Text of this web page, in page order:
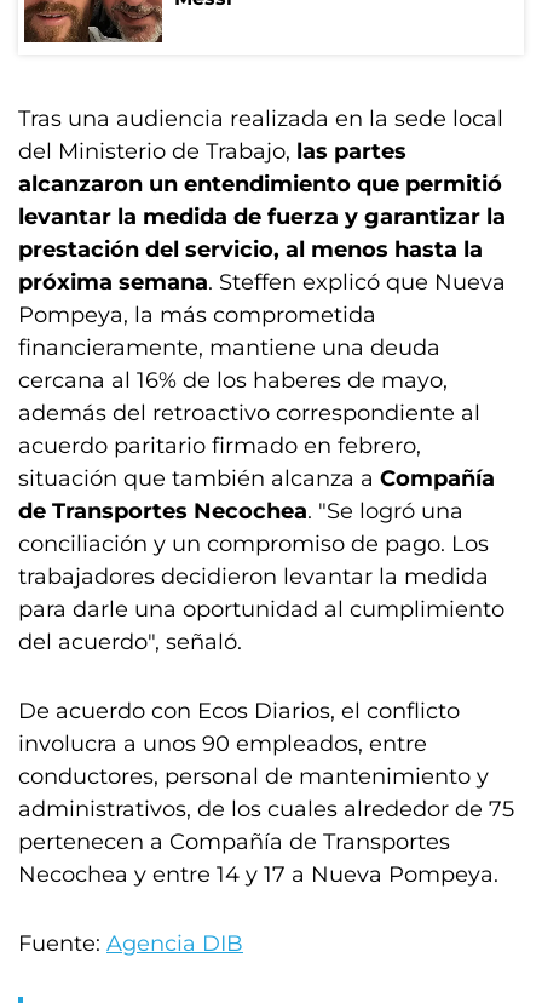
Tras una audiencia realizada en la sede local
del Ministerio de Trabajo, las partes
alcanzaron un entendimiento que permitió
levantar la medida de fuerza y garantizar la
prestación del servicio, al menos hasta la
próxima semana. Steffen explicó que Nueva
Pompeya, la más comprometida
financieramente, mantiene una deuda
cercana al 16% de los haberes de mayo,
además del retroactivo correspondiente al
acuerdo paritario firmado en febrero,
situación que también alcanza a Compañía
de Transportes Necochea. "Se logró una
conciliación y un compromiso de pago. Los
trabajadores decidieron levantar la medida
para darle una oportunidad al cumplimiento
del acuerdo", señaló.
De acuerdo con Ecos Diarios, el conflicto
involucra a unos 90 empleados, entre
conductores, personal de mantenimiento y
administrativos, de los cuales alrededor de 75
pertenecen a Compañía de Transportes
Necochea y entre 14 y 17 a Nueva Pompeya.
Fuente: Agencia DIB